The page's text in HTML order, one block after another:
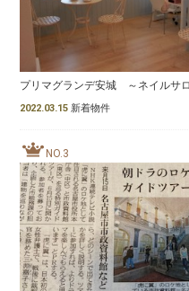
プリマグランデ安城 ～ネイルサ
2022.03.15 新着物件
NO.3